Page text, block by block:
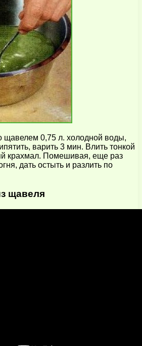
щавелем 0,75 л. холодной воды,
варить 3 мин. Влить тонкой
крахмал. Помешивая, еще раз
дать остыть и разлить по
щавеля